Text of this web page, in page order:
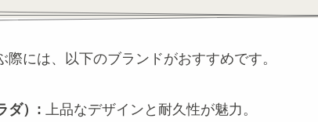
際には、以下のブランドがおすすめです。
ダ）: 上品なデザインと耐久性が魅力。